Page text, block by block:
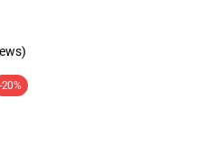
-20%